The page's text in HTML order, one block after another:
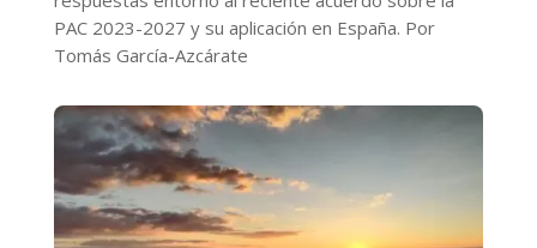
PAC 2023-2027 y su aplicación en España. Por
Tomás García-Azcárate